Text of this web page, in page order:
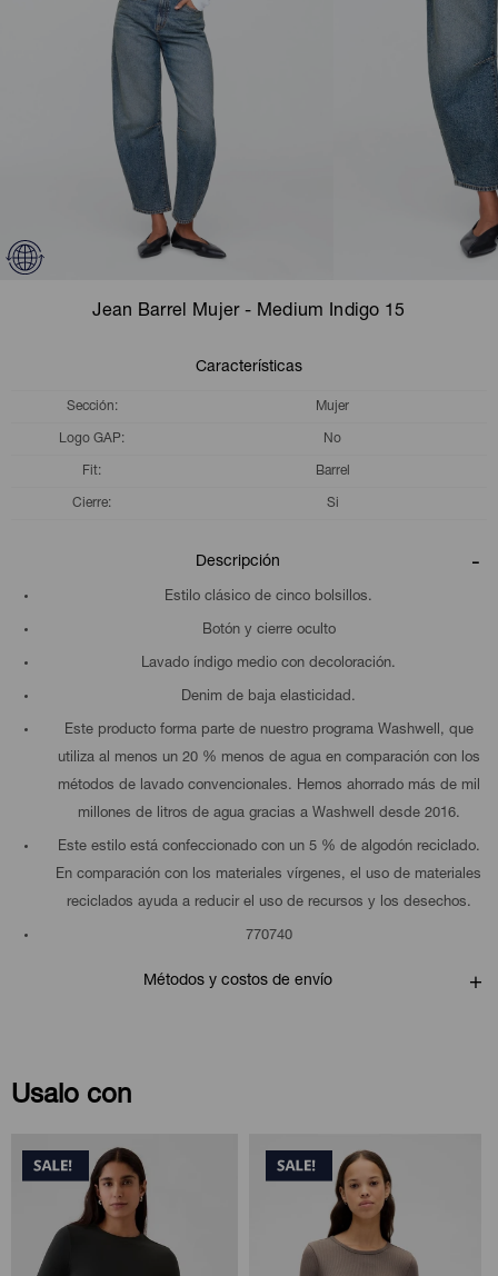
Jean Barrel Mujer - Medium Indigo 15
Características
Sección Mujer
Logo GAP No
Fit Barrel
Cierre Si
Descripción
Estilo clásico de cinco bolsillos.
Botón y cierre oculto
Lavado índigo medio con decoloración.
Denim de baja elasticidad.
Este producto forma parte de nuestro programa Washwell, que
utiliza al menos un 20 % menos de agua en comparación con los
métodos de lavado convencionales. Hemos ahorrado más de mil
millones de litros de agua gracias a Washwell desde 2016.
Este estilo está confeccionado con un 5 % de algodón reciclado.
En comparación con los materiales vírgenes, el uso de materiales
reciclados ayuda a reducir el uso de recursos y los desechos.
770740
Métodos y costos de envío
Usalo con
Camperas
Vestidos y polleras
Calzas
Camperas
Ropa interior
Camperas
Ropa interior
Camperas